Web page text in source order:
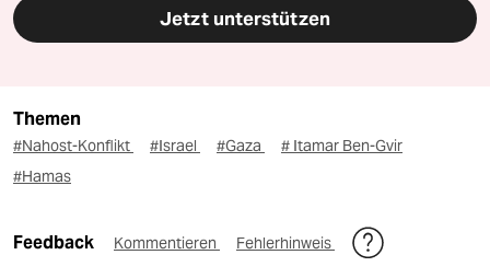
Jetzt unterstützen
Themen
#Nahost-Konflikt #Israel #Gaza
# Itamar Ben-Gvir
#Hamas
Feedback Kommentieren Fehlerhinweis